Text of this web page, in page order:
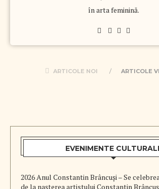
în arta feminină.
ARTICOLE NOI ARTICOLE
EVENIMENTE
2026 Anul Constantin Brâncuși – Se
de la nașterea artistului Constantin